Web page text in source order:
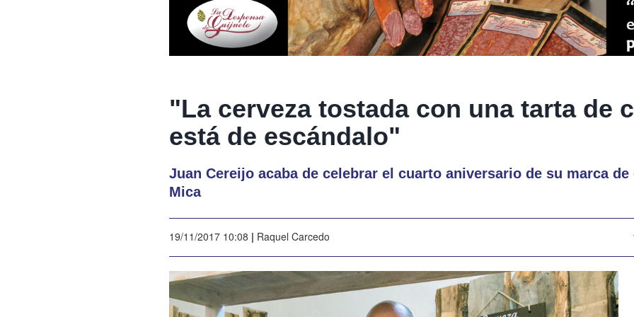
"La cerveza tostada con una tarta de
está de escándalo"
Juan Cereijo acaba de celebrar el cuarto aniversario de su marca de
Mica
19/11/2017 10:08 | Raquel Carcedo